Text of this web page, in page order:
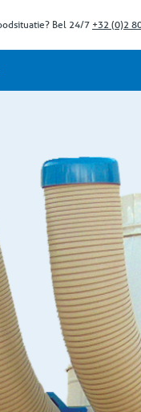
Bel 24/7 +32 (0)2